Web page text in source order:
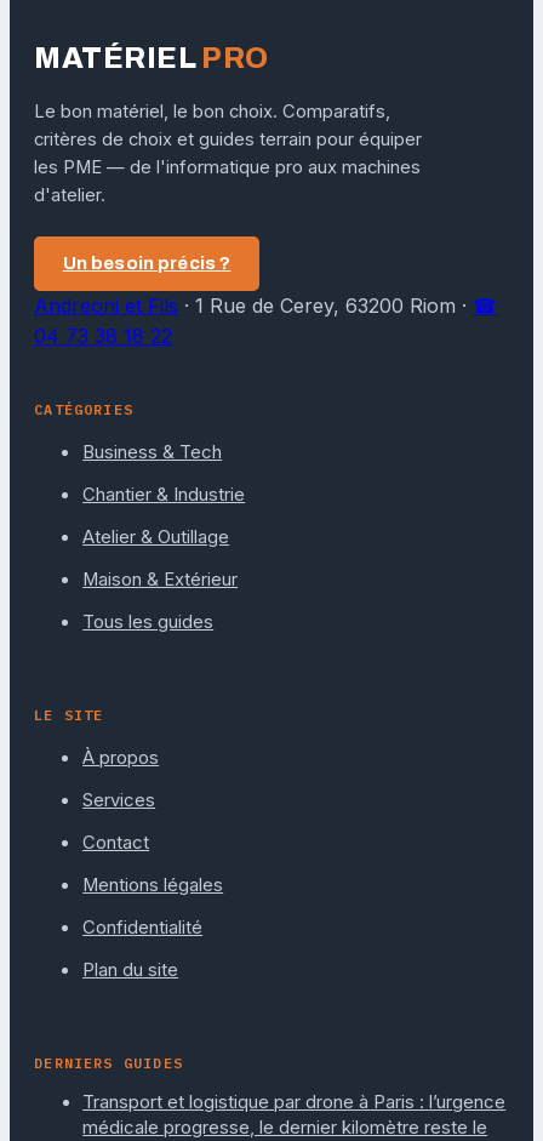
MATÉRIEL PRO
Le bon matériel, le bon choix. Comparatifs,
critères de choix et guides terrain pour équiper
les PME — de l'informatique pro aux machines
d'atelier.
Un besoin précis ?
Andreoni et Fils ·1 Rue de Cerey, 63200 Riom · ☎
04 73 38 18 22
CATÉGORIES
Business & Tech
Chantier & Industrie
Atelier & Outillage
Maison & Extérieur
Tous les guides
LE SITE
À propos
Services
Contact
Mentions légales
Confidentialité
Plan du site
DERNIERS GUIDES
Transport et logistique par drone à Paris : l’urgence
médicale progresse, le dernier kilomètre reste le